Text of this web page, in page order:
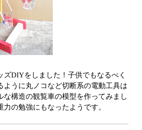
ズDIYをしました！子供でもなるべく
ように丸ノコなど切断系の電動工具は
な構造の観覧車の模型を作ってみまし
の勉強にもなったようです。